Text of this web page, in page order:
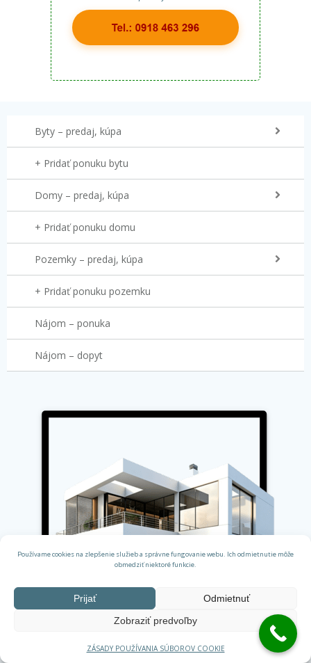
Používame cookies na zlepšenie služieb a správne fungovanie webu. Ich odmietnutie môže
obmedziť niektoré funkcie.
Prijať
Odmietnuť
Zobraziť predvoľby
ZÁSADY POUŽÍVANIA SÚBOROV COOKIE
Byty – predaj, kúpa
+ Pridať ponuku bytu
Domy – predaj, kúpa
+ Pridať ponuku domu
Pozemky – predaj, kúpa
+ Pridať ponuku pozemku
Nájom – ponuka
Nájom – dopyt